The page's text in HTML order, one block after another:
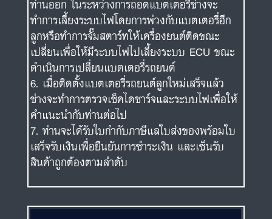
ท่านออก ในระหว่างการถอดแบตเตอรี่ช่างจะ
ทำการเลี้ยงระบบไฟโดยการพ่วงกับแบตเตอรี่อีก
ลูกหรือทำการจั๊มสตาร์ทให้เครื่องยนต์ติดขณะ
เปลี่ยนเพื่อให้มีระบบไฟไปเลี้ยงระบบ ECU ขณะ
ดำเนินการเปลี่ยนแบตเตอรี่รถยนต์
เมื่อติดตั้งแบตเตอรี่รถยนต์ลูกใหม่เสร็จแล้ว
ช่างจะทำการตรวจเช็คไดชาร์จและระบบไฟเพื่อให้
คำแนะนำกับท่านต่อไป
ท่านจะได้รับใบกำกับภาษีแลใบส่งของพร้อมใบ
เสร็จรับเงินเพื่อยืนยันการชำระเงิน และเซ็นรับ
สินค้าถูกต้องตามลำดับ